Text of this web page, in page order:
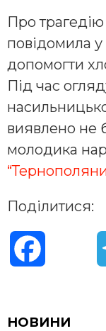
Про
повідомила
допомогти
Під час
виявлено не
молодика
Поділитися:
c
НОВИНИ